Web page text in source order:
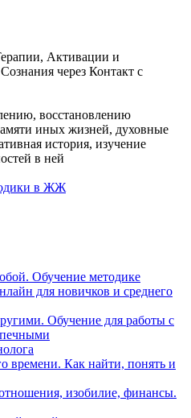
Активации и
через Контакт с
восстановлению
иных жизней, духовные
история, изучение
в ней
Обучение методике
для новичков и среднего
Обучение для работы с
времени. Как найти, понять и
изобилие, финансы.